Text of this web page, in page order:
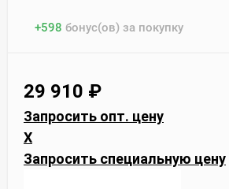
+598 бонус(ов) за покупку
29 910 ₽
Запросить опт. цену
X
Запросить специальную цену